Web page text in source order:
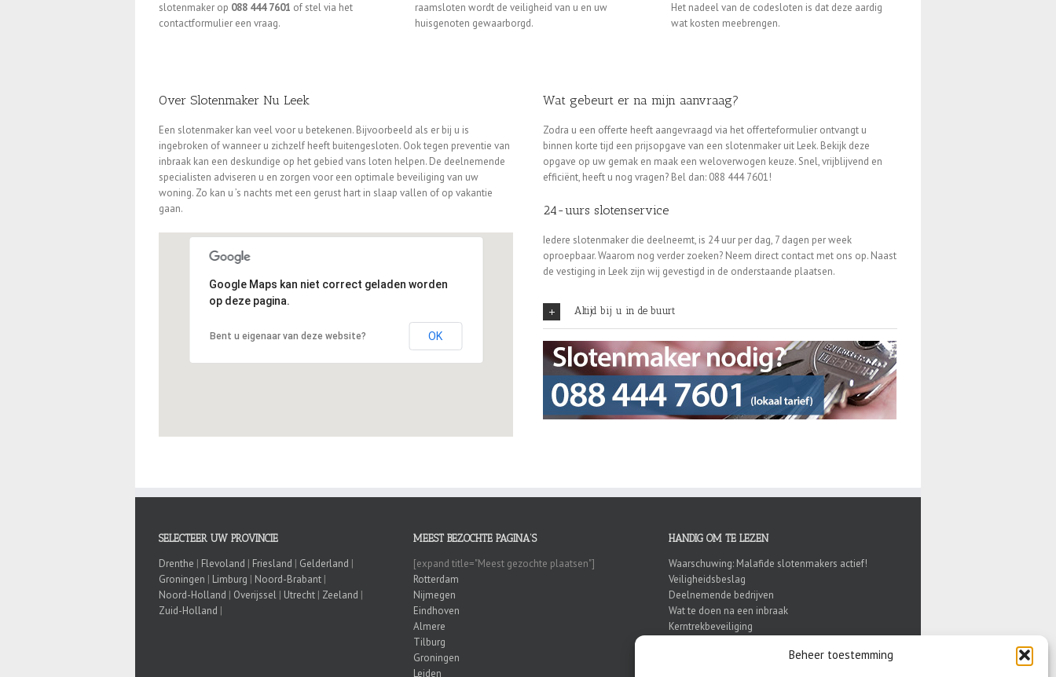
Beheer toestemming
slotenmaker op 088 444 7601 of stel via het
contactformulier een vraag.
raamsloten wordt de veiligheid van u en uw
huisgenoten gewaarborgd.
Het nadeel van de codesloten is dat deze aardig
wat kosten meebrengen.
Over Slotenmaker Nu Leek
Een slotenmaker kan veel voor u betekenen. Bijvoorbeeld als er bij u is
ingebroken of wanneer u zichzelf heeft buitengesloten. Ook tegen preventie van
inbraak kan een deskundige op het gebied vans loten helpen. De deelnemende
specialisten adviseren u en zorgen voor een optimale beveiliging van uw
woning. Zo kan u ’s nachts met een gerust hart in slaap vallen of op vakantie
gaan.
Google Maps kan niet correct geladen worden
op deze pagina.
Bent u eigenaar van deze website? OK
Wat gebeurt er na mijn aanvraag?
Zodra u een offerte heeft aangevraagd via het offerteformulier ontvangt u
binnen korte tijd een prijsopgave van een slotenmaker uit Leek. Bekijk deze
opgave op uw gemak en maak een weloverwogen keuze. Snel, vrijblijvend en
efficiënt, heeft u nog vragen? Bel dan: 088 444 7601!
24-uurs slotenservice
Iedere slotenmaker die deelneemt, is 24 uur per dag, 7 dagen per week
oproepbaar. Waarom nog verder zoeken? Neem direct contact met ons op. Naast
de vestiging in Leek zijn wij gevestigd in de onderstaande plaatsen.
Altijd bij u in de buurt
SELECTEER UW PROVINCIE
Drenthe | Flevoland | Friesland | Gelderland |
Groningen | Limburg | Noord-Brabant |
Noord-Holland | Overijssel | Utrecht | Zeeland |
Zuid-Holland |
MEEST BEZOCHTE PAGINA’S
[expand title="Meest gezochte plaatsen"]
Rotterdam
Nijmegen
Eindhoven
Almere
Tilburg
Groningen
Leiden
HANDIG OM TE LEZEN
Waarschuwing: Malafide slotenmakers actief!
Veiligheidsbeslag
Deelnemende bedrijven
Wat te doen na een inbraak
Kerntrekbeveiliging